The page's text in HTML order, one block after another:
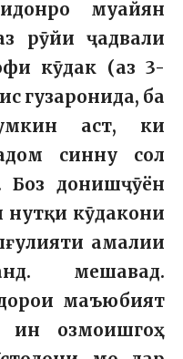
муайян
рӯйи ҷадвали
кӯдак (аз 3-
гузаронида, ба
аст, ки
синну сол
Боз донишҷӯён
кӯдакони
амалии
мешавад.
маъюбият
ин озмоишгоҳ